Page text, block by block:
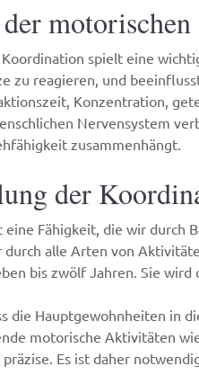
spielt eine
zu reagieren, und
Konzentration,
Nervensystem
zusammenhängt.
der
eine Fähigkeit, die wir durch
alle Arten von
bis zwölf Jahren. Sie wird
die Hauptgewohnheiten in
motorische Aktivitäten
Es ist daher